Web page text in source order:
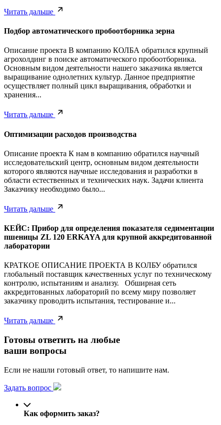
Читать дальше
Подбор автоматического пробоотборника зерна
Описание проекта В компанию КОЛБА обратился крупный
агрохолдинг в поиске автоматического пробоотборника.
Основным видом деятельности нашего заказчика является
выращивание однолетних культур. Данное предприятие
осуществляет полный цикл выращивания, обработки и
хранения...
Читать дальше
Оптимизации расходов производства
Описание проекта К нам в компанию обратился научный
исследовательский центр, основным видом деятельности
которого являются научные исследования и разработки в
области естественных и технических наук. Задачи клиента
Заказчику необходимо было...
Читать дальше
КЕЙС: Прибор для определения показателя седиментации
пшеницы ZL 120 ERKAYA для крупной аккредитованной
лаборатории
КРАТКОЕ ОПИСАНИЕ ПРОЕКТА В КОЛБУ обратился
глобальный поставщик качественных услуг по техническому
контролю, испытаниям и анализу. Обширная сеть
аккредитованных лабораторий по всему миру позволяет
заказчику проводить испытания, тестирование и...
Читать дальше
Готовы ответить на любые
ваши вопросы
Если не нашли готовый ответ, то напишите нам.
Задать вопрос
Как оформить заказ?